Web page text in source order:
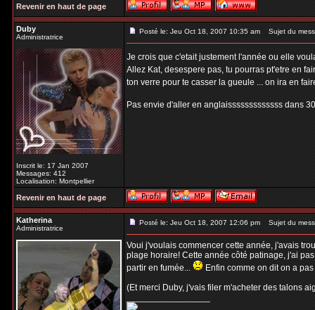
Revenir en haut de page
Duby
Administratrice
Inscrit le: 17 Jan 2007
Messages: 412
Localisation: Montpellier
Posté le: Jeu Oct 18, 2007 10:35 am Sujet du
Je crois que c'etait justement l'année ou elle
Allez Kat, desespere pas, tu pourras pt'etre en
ton verre pour te casser la gueule ... on ira en
Pas envie d'aller en anglaisssssssssssss dans
Revenir en haut de page
Katherina
Administratrice
Posté le: Jeu Oct 18, 2007 12:06 pm Sujet du
Voui j'voulais commencer cette année, j'avais
plage horaire! Cette année côté patinage, j'ai
partir en fumée...
Enfin comme on dit on a
(Et merci Duby, j'vais filer m'acheter des talons
_________________